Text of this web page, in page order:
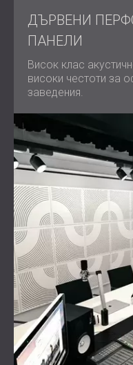
ДЪРВЕНИ
ПАНЕЛИ
Висок клас
високи честоти за
заведения.